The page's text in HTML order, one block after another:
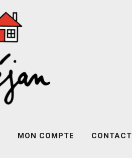
MON COMPTE CONTACT